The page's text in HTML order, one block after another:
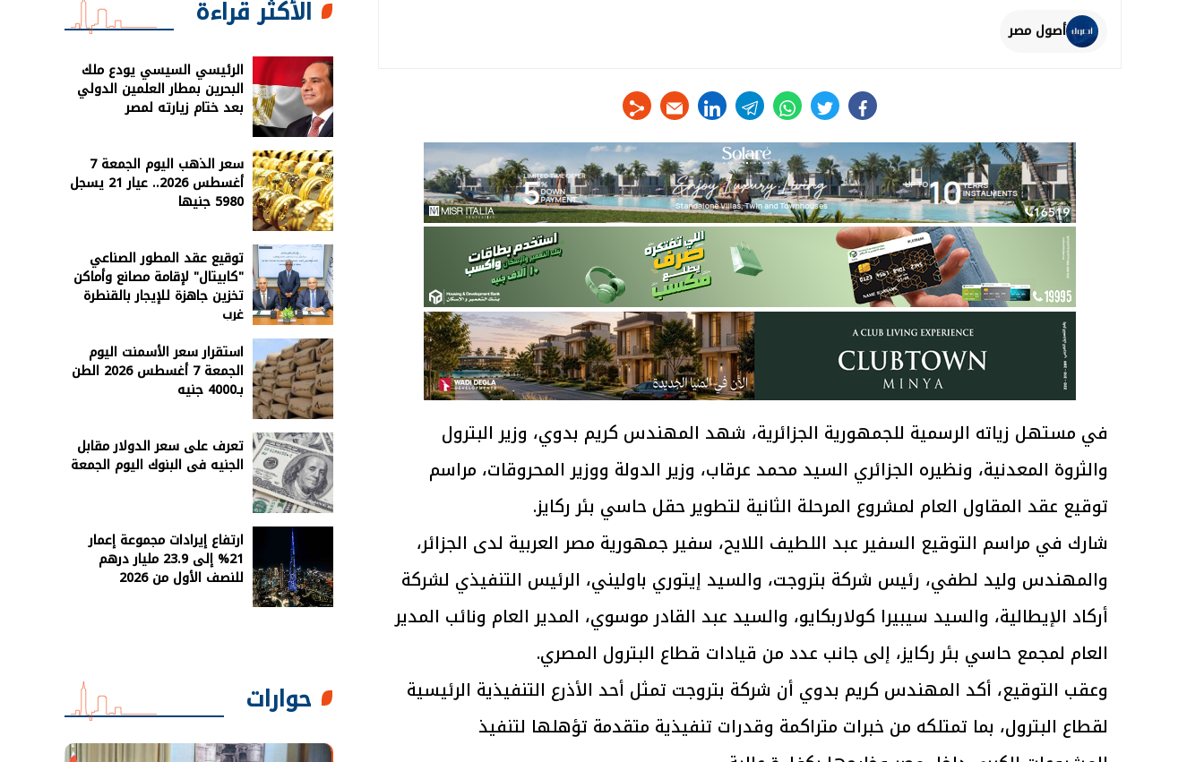
أصول مصر
facebook
twitter
whats
telegram
linkedin
في مستهل زياته الرسمية للجمهورية الجزائرية، شهد المهندس كريم بدوي، وزير البترول
والثروة المعدنية، ونظيره الجزائري السيد محمد عرقاب، وزير الدولة ووزير المحروقات، مراسم
توقيع عقد المقاول العام لمشروع المرحلة الثانية لتطوير حقل حاسي بئر ركايز.
شارك في مراسم التوقيع السفير عبد اللطيف اللايح، سفير جمهورية مصر العربية لدى الجزائر،
والمهندس وليد لطفي، رئيس شركة بتروجت، والسيد إيتوري باوليني، الرئيس التنفيذي لشركة
أركاد الإيطالية، والسيد سيبيرا كولاربكايو، والسيد عبد القادر موسوي، المدير العام ونائب المدير
العام لمجمع حاسي بئر ركايز، إلى جانب عدد من قيادات قطاع البترول المصري.
وعقب التوقيع، أكد المهندس كريم بدوي أن شركة بتروجت تمثل أحد الأذرع التنفيذية الرئيسية
لقطاع البترول، بما تمتلكه من خبرات متراكمة وقدرات تنفيذية متقدمة تؤهلها لتنفيذ
الأكثر قراءة
الرئيسي السيسي يودع ملك
البحرين بمطار العلمين الدولي
بعد ختام زيارته لمصر
سعر الذهب اليوم الجمعة 7
أغسطس 2026.. عيار 21 يسجل
5980 جنيها
توقيع عقد المطور الصناعي
"كابيتال" لإقامة مصانع وأماكن
تخزين جاهزة للإيجار بالقنطرة
غرب
استقرار سعر الأسمنت اليوم
الجمعة 7 أغسطس 2026 الطن
بـ4000 جنيه
تعرف على سعر الدولار مقابل
الجنيه فى البنوك اليوم الجمعة
ارتفاع إيرادات مجموعة إعمار
21% إلى 23.9 مليار درهم
للنصف الأول من 2026
حوارات